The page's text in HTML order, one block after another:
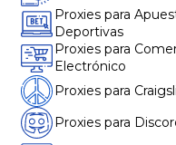
Proxies para
Deportivas
Proxies para
Electrónico
Proxies para
Proxies para